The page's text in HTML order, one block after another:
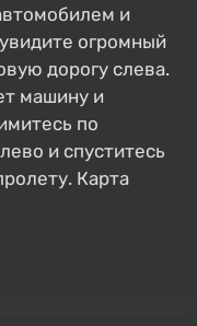
и
огромный
дорогу слева.
машину и
по
и спуститесь
Карта